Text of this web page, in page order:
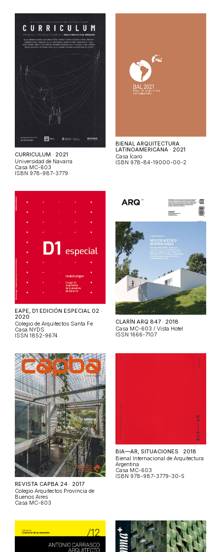
CURRICULUM · 2021
Universidad de Navarra
Casa MC-603
ISBN 978-987-3779
BIENAL ARQUITECTURA
LATINOAMERICANA · 2021
Casa Ícaro
ISBN 978-84-19000-00-2
EAPE, D1 EDICIÓN ESPECIAL 02 ·
2020
Colegio de Arquitectos Santa Fe
Casa NYDS
ISSN 1852-9674
CLARÍN ARQ 847 · 2018
Casa MC-603 / Vista Hotel
ISSN 1666-7107
REVISTA CAPBA 24 · 2017
Colegio Arquitectos Provincia de
Buenos Aires
Casa MC-603
BIA—AR, SITUACIONES · 2018
Bienal Internacional de Arquitectura
Argentina
Casa MC-603
ISBN 978-987-3779-30-5